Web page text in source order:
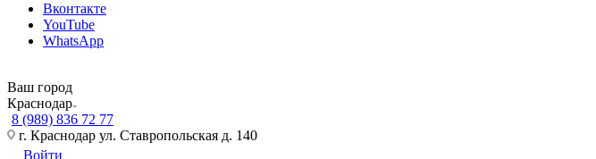
Вконтакте
YouTube
WhatsApp
Ваш город
Краснодар
8 (989) 836 72 77
г. Краснодар ул. Ставропольская д. 140
Войти